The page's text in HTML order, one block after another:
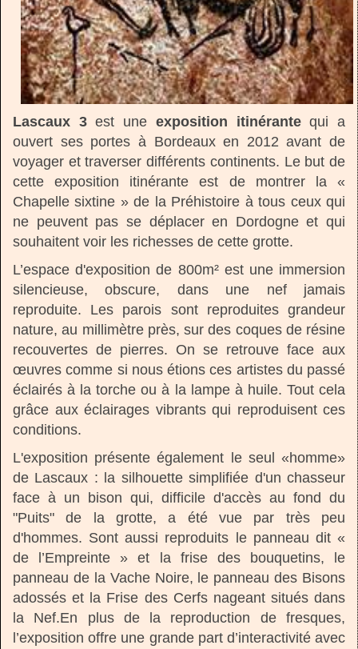
Lascaux 3est une exposition itinérantequi a
ouvert ses portes à Bordeaux en 2012 avant de
voyager et traverser différents continents. Le but de
cette exposition itinérante est de montrer la «
Chapelle sixtine » de la Préhistoire à tous ceux qui
ne peuvent pas se déplacer en Dordogne et qui
souhaitent voir les richesses de cette grotte.
L’espace d'exposition de 800m² est une immersion
silencieuse, obscure, dans une nef jamais
reproduite. Les parois sont reproduites grandeur
nature, au millimètre près, sur des coques de résine
recouvertes de pierres. On se retrouve face aux
œuvres comme si nous étions ces artistes du passé
éclairés à la torche ou à la lampe à huile. Tout cela
grâce aux éclairages vibrants qui reproduisent ces
conditions.
L'exposition présente également le seul «homme»
de Lascaux : la silhouette simplifiée d'un chasseur
face à un bison qui, difficile d'accès au fond du
"Puits" de la grotte, a été vue par très peu
d'hommes. Sont aussi reproduits le panneau dit «
de l’Empreinte » et la frise des bouquetins, le
panneau de la Vache Noire, le panneau des Bisons
adossés et la Frise des Cerfs nageant situés dans
la Nef.En plus de la reproduction de fresques,
l’exposition offre une grande part d’interactivité avec